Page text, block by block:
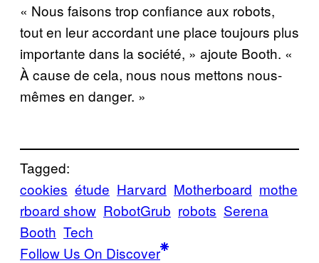
« Nous faisons trop confiance aux robots,
tout en leur accordant une place toujours plus
importante dans la société, » ajoute Booth. «
À cause de cela, nous nous mettons nous-
mêmes en danger. »
Tagged:
cookies étude Harvard Motherboard mothe
rboard show RobotGrub robots Serena
Booth Tech
Follow Us On Discover